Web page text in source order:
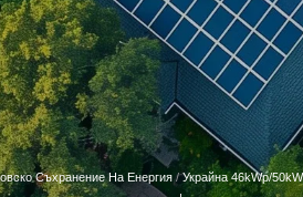
Съхранение На Енергия /Украйна 46kWp/